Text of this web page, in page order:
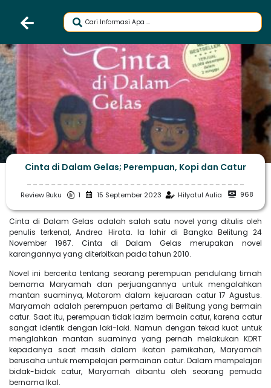
Cinta di Dalam Gelas; Perempuan, Kopi dan Catur
Review Buku 1 15 September 2023 Hilyatul Aulia 968
Cinta di Dalam Gelas adalah salah satu novel yang ditulis oleh
penulis terkenal, Andrea Hirata. Ia lahir di Bangka Belitung 24
November 1967. Cinta di Dalam Gelas merupakan novel
karangannya yang diterbitkan pada tahun 2010.
Novel ini bercerita tentang seorang perempuan pendulang timah
bernama Maryamah dan perjuangannya untuk mengalahkan
mantan suaminya, Matarom dalam kejuaraan catur 17 Agustus.
Maryamah adalah perempuan pertama di Belitung yang bermain
catur. Saat itu, perempuan tidak lazim bermain catur, karena catur
sangat identik dengan laki-laki. Namun dengan tekad kuat untuk
menglahkan mantan suaminya yang pernah melakukan KDRT
kepadanya saat masih dalam ikatan pernikahan, Maryamah
berusaha untuk mempelajari permainan catur. Dalam mempelajari
bidak-bidak catur, Maryamah dibantu oleh seorang pemuda
bernama Ikal.